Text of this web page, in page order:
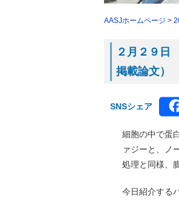
AASJホームページ >
２月２９日
掲載論文）
SNSシェア
細胞の中で蛋
ァジーと、ノ
処理と同様、
今日紹介する